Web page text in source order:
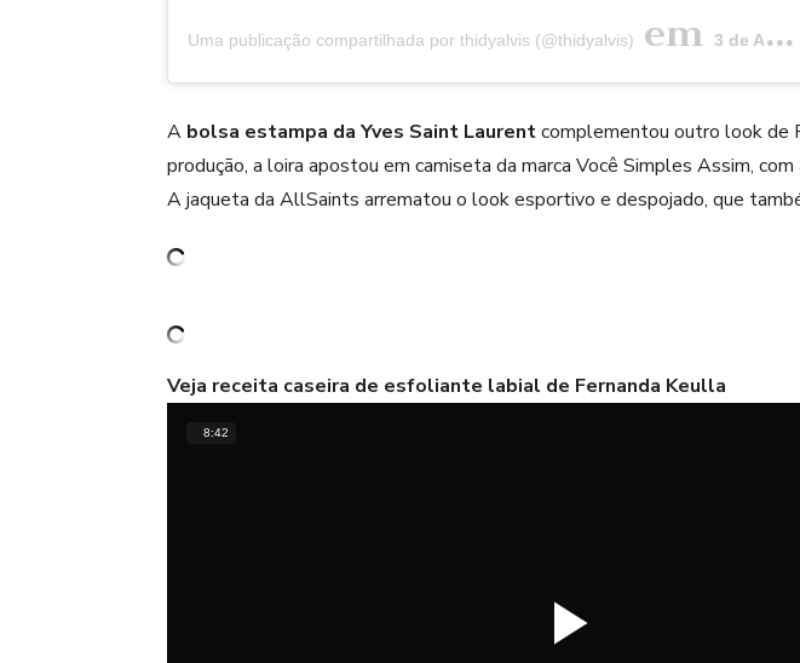
Uma publicação compartilhada por thidyalvis (@thidyalvis) em 3 de Ago, 2020 às 11:13 PDT
A bolsa estampa da Yves Saint Laurentcomplementou outro look de
produção, a loira apostou em camiseta da marca Você Simples Assim,
A jaqueta da AllSaints arrematou o look esportivo e despojado, que
Veja receita caseira de esfoliante labial de Fernanda Keulla